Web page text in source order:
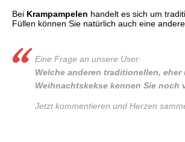
Bei Krampampelen handelt es sich um
Füllen können Sie natürlich auch eine
Eine Frage an unsere User:
Welche anderen traditionellen,
Weihnachtskekse kennen Sie noch
Jetzt kommentieren und Herzen